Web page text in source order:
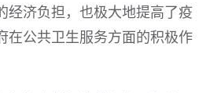
经济负担，也极大地提高了疫
在公共卫生服务方面的积极作